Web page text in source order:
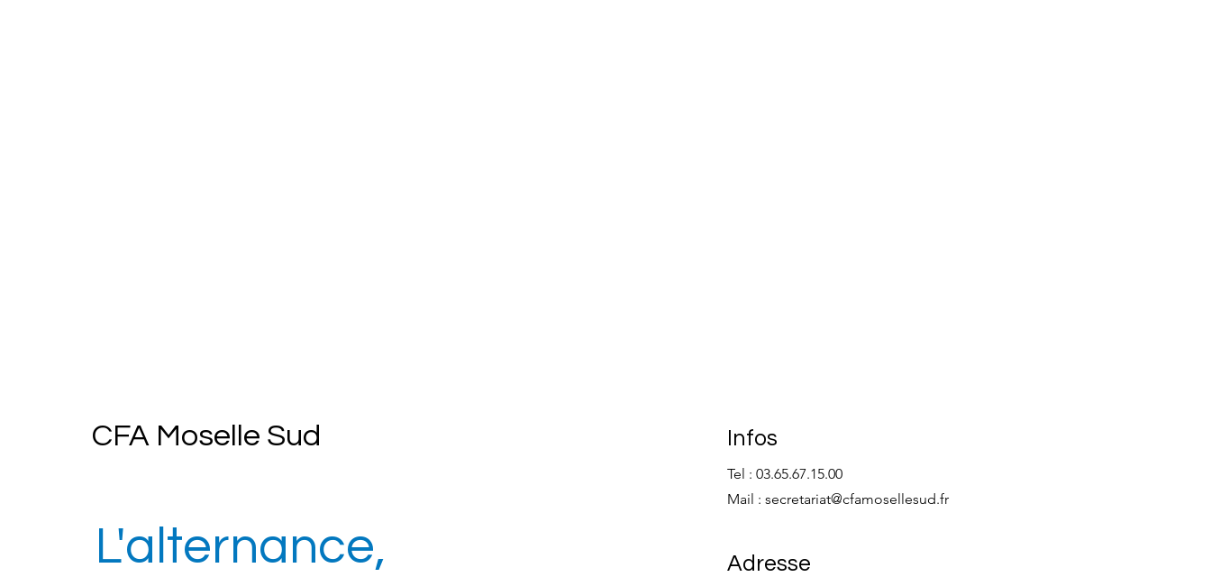
CFA Moselle Sud
L'alternance,
Infos
Tel : 03.65.67.15.00
Mail : secretariat@cfamosellesud.fr
Adresse